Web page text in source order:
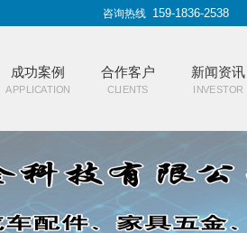
咨询热线 159-1836-2538
成功案例
APPLICATION
合作客户
CLIENTS
新闻资讯
INVESTOR